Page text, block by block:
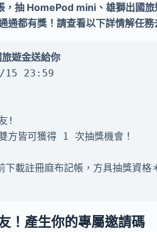
抽 HomePod mini、雄獅出國旅
通都有獎！請查看以下詳情解任務
遊金送給你
15 23:59
!
方皆可獲得 1 次抽獎機會！
註冊麻布記帳，方具抽獎資格
！產生你的專屬邀請碼